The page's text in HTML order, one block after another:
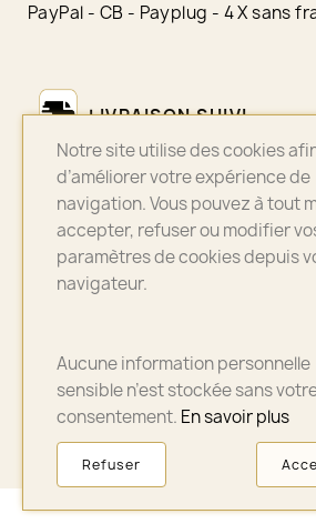
PayPal - CB - Payplug - 4 X sans
LIVRAISON SUIVI
Colissimo - Chronopost - Mondial
ASSURANCE QUALITÉ
Bijoux sélectionnés avec soin
© 2026 - A3PLUS2 - La petite
- Paris
Notre site utilise des cookies
d’améliorer votre expérience de
navigation. Vous pouvez à tout
accepter, refuser ou modifier
paramètres de cookies depuis
navigateur.
Aucune information personnelle
sensible n’est stockée sans
consentement. En savoir plus
Refuser